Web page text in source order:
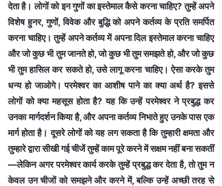
देता है। लोगों को इन गुणों का इस्तेमाल कैसे करना चाहिए? तुम्हें अपने
विशेष हुनर, गुणों, विवेक और बुद्धि को अपने कर्तव्य के प्रति समर्पित
करना चाहिए। तुम्हें अपने कर्तव्य में अपना दिल इस्तेमाल करना चाहिए
और जो कुछ भी तुम जानते हो, जो कुछ भी तुम समझते हो, और जो कुछ
भी तुम हासिल कर सकते हो, उसे लागू करना चाहिए। ऐसा करके तुम
धन्य हो जाओगे। परमेश्वर का आशीष पाने का क्या अर्थ है? इससे
लोगों को क्या महसूस होता है? यह कि उन्हें परमेश्वर ने प्रबुद्ध कर
उनका मार्गदर्शन किया है, और अपना कर्तव्य निभाते हुए उनके पास एक
मार्ग होता है। दूसरे लोगों को यह लग सकता है कि तुम्हारी क्षमता और
तुम्हारे द्वारा सीखी गई चीजें तुम्हें काम पूरे करने में सक्षम नहीं बना सकतीं
—लेकिन अगर परमेश्वर कार्य करके तुम्हें प्रबुद्ध कर देता है, तो तुम न
केवल उन चीजों को समझने और करने में, बल्कि उन्हें अच्छी तरह से